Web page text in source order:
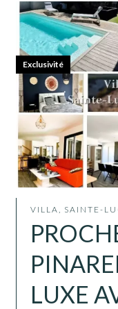
VILLA, SAINTE-
LUXE
Exclusivité